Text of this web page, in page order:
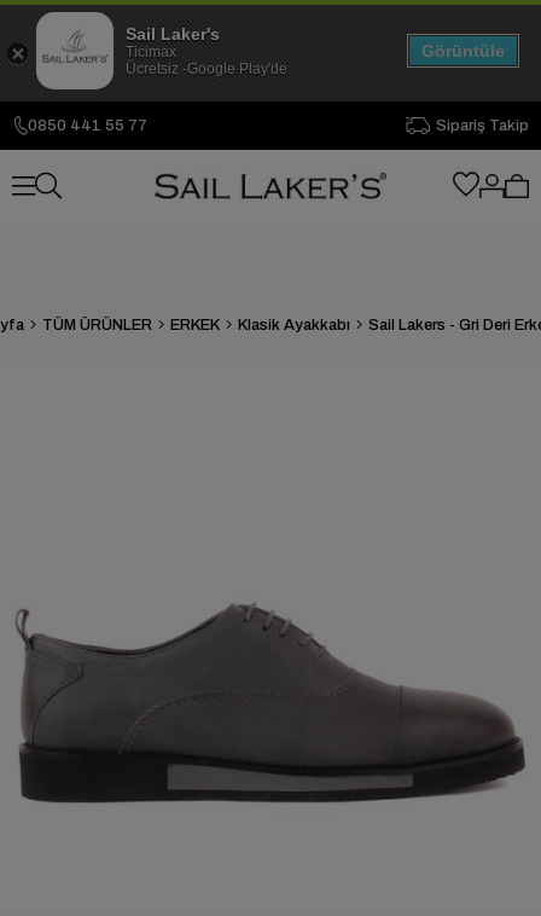
0850 441 55 77 Sipariş Takip
TÜM ÜRÜNLER ERKEK Klasik Ayakkabı
Sail Laker's
Ticimax
Ücretsiz -Google Play'de
Görüntüle